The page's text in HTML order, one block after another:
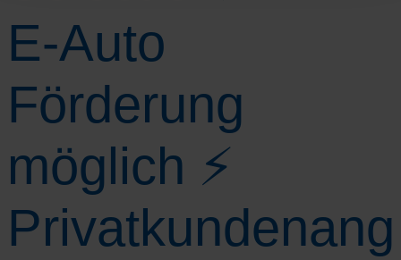
E‑Auto
Förderung
möglich ⚡